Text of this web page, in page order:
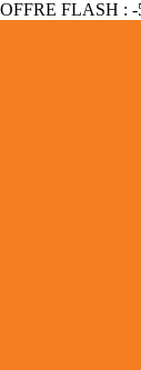
OFFRE FLASH : -